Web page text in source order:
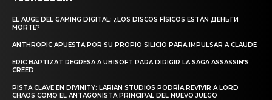
EL AUGE DEL GAMING DIGITAL: ¿LOS DISCOS FÍSICOS ESTÁN ДЕНЬГИ
MORTE?
ANTHROPIC APUESTA POR SU PROPIO SILICIO PARA IMPULSAR A CLAUDE
ERIC BAPTIZAT REGRESA A UBISOFT PARA DIRIGIR LA SAGA ASSASSIN’S
CREED
PISTA CLAVE EN DIVINITY: LARIAN STUDIOS PODRÍA REVIVIR A LORD
CHAOS COMO EL ANTAGONISTA PRINCIPAL DEL NUEVO JUEGO